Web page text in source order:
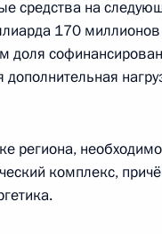
Львовой-
средства на
170
доля
дополнительная
региона,
комплекс,